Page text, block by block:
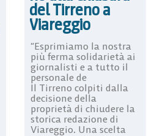
del Tirreno a
Viareggio
“Esprimiamo la nostra
più ferma solidarietà ai
giornalisti e a tutto il
personale de
Il Tirreno colpiti dalla
decisione della
proprietà di chiudere la
storica redazione di
Viareggio. Una scelta